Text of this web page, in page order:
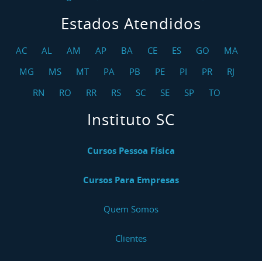
Estados Atendidos
AC AL AM AP BA CE ES GO
MA
MG
MS MT PA PB PE PI PR
RJ
RN
RO RR RS SC SE SP TO
Instituto SC
Cursos Pessoa Física
Cursos Para Empresas
Quem Somos
Clientes